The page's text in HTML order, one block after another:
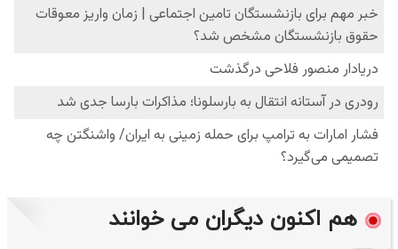
هم اکنون دیگران می خوانند